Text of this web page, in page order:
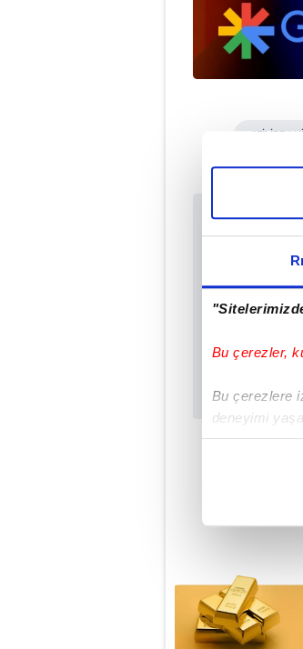
Bu çerezler,
Bu çerezlere
deneyimi
içerikleri
noktasında
Her
amacıyla
reklam/
#FİLİPE